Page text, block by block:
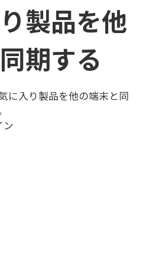
製品を他
期する
に入り製品を他の端末と同
ン